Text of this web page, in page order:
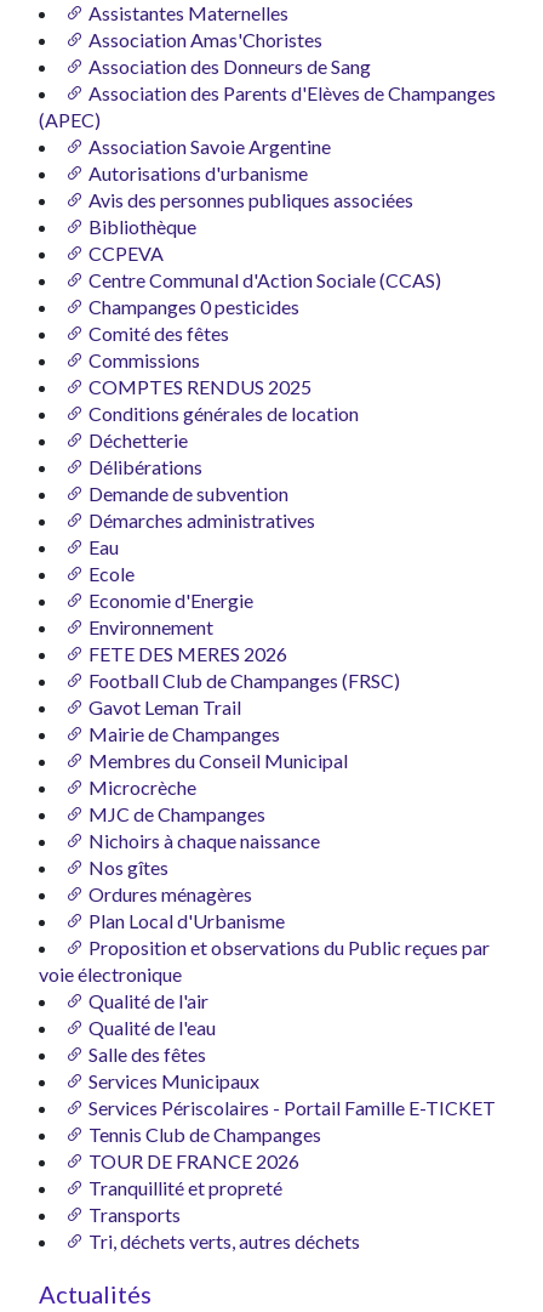
Assistantes Maternelles
Association Amas'Choristes
Association des Donneurs de Sang
Association des Parents d'Elèves de Champanges
(APEC)
Association Savoie Argentine
Autorisations d'urbanisme
Avis des personnes publiques associées
Bibliothèque
CCPEVA
Centre Communal d'Action Sociale (CCAS)
Champanges 0 pesticides
Comité des fêtes
Commissions
COMPTES RENDUS 2025
Conditions générales de location
Déchetterie
Délibérations
Demande de subvention
Démarches administratives
Eau
Ecole
Economie d'Energie
Environnement
FETE DES MERES 2026
Football Club de Champanges (FRSC)
Gavot Leman Trail
Mairie de Champanges
Membres du Conseil Municipal
Microcrèche
MJC de Champanges
Nichoirs à chaque naissance
Nos gîtes
Ordures ménagères
Plan Local d'Urbanisme
Proposition et observations du Public reçues par
voie électronique
Qualité de l'air
Qualité de l'eau
Salle des fêtes
Services Municipaux
Services Périscolaires - Portail Famille E-TICKET
Tennis Club de Champanges
TOUR DE FRANCE 2026
Tranquillité et propreté
Transports
Tri, déchets verts, autres déchets
Actualités